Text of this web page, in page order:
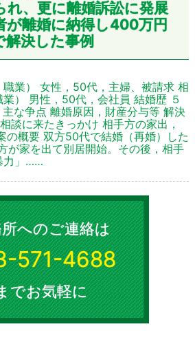
れ、更に離婚訴訟に発展
が離婚に納得し400万円
解決した事例
業） 女性，50代，主婦、被請求 相
） 男性，50代，会社員 結婚歴 ５
な争点 離婚原因，財産分与等 解決
談に来たきっかけ 相手方の家出，
の概要 双方50代で結婚（再婚）した
が家を出て別居開始。その後，相手
力」……
へのご連絡は
571-4688
でお気軽に